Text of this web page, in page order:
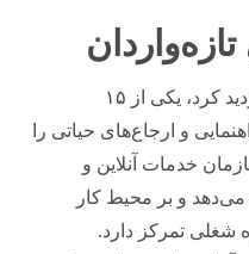
وزیر ساجان از S.U.C.C.E.S.S. بازدید کرد، یکی از ۱۵
و ارجاع‌های حیاتی را
خدمات آنلاین و
و بر محیط کار
شغلی تمرکز دارد.